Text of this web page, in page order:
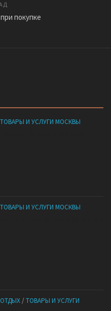
покупке
ТОВАРЫ И УСЛУГИ МОСКВЫ
ТОВАРЫ И УСЛУГИ МОСКВЫ
ОТДЫХ /ТОВАРЫ И УСЛУГИ